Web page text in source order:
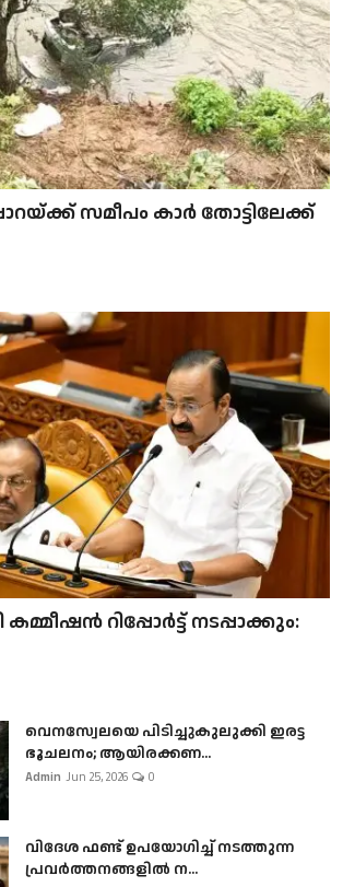
സമീപം കാർ തോട്ടിലേക്ക്
റിപ്പോർട്ട് നടപ്പാക്കും:
വെനസ്വേലയെ പിടിച്ചുകുലുക്കി ഇരട്ട
ഭൂചലനം; ആയിരക്കണ...
Admin Jun 25, 2026 0
വിദേശ ഫണ്ട് ഉപയോഗിച്ച് നടത്തുന്ന
പ്രവർത്തനങ്ങളിൽ ന...